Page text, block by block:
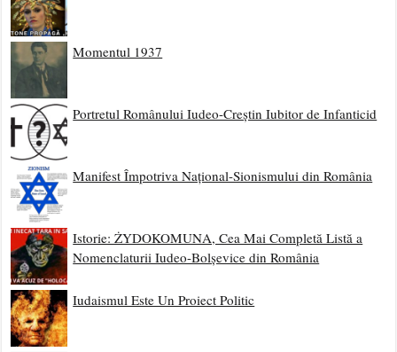
Momentul 1937
Portretul Românului Iudeo-Creștin Iubitor de Infanticid
Manifest Împotriva Național-Sionismului din România
Istorie: ŻYDOKOMUNA, Cea Mai Completă Listă a
Nomenclaturii Iudeo-Bolșevice din România
Iudaismul Este Un Proiect Politic